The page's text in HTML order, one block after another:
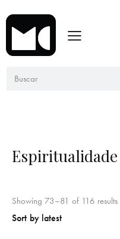
Espiritualidade
Showing 73–81 of 116 results